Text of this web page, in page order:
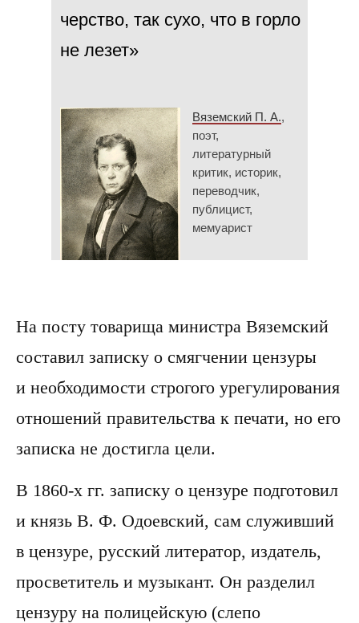
черство, так сухо, что в горло
не лезет»
Вяземский П. А.,
поэт,
литературный
критик, историк,
переводчик,
публицист,
мемуарист
На посту товарища министра Вяземский
составил записку о смягчении цензуры
и необходимости строгого урегулирования
отношений правительства к печати, но его
записка не достигла цели.
В 1860-х гг. записку о цензуре подготовил
и князь В. Ф. Одоевский, сам служивший
в цензуре, русский литератор, издатель,
просветитель и музыкант. Он разделил
цензуру на полицейскую (слепо